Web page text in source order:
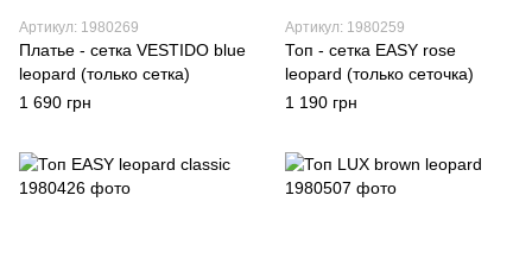
Артикул: 1980269
Платье - сетка VESTIDO blue
leopard (только сетка)
1 690 грн
Артикул: 1980259
Топ - сетка EASY rose
leopard (только сеточка)
1 190 грн